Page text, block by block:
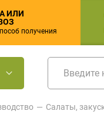
ИЛИ
получения
Салаты,